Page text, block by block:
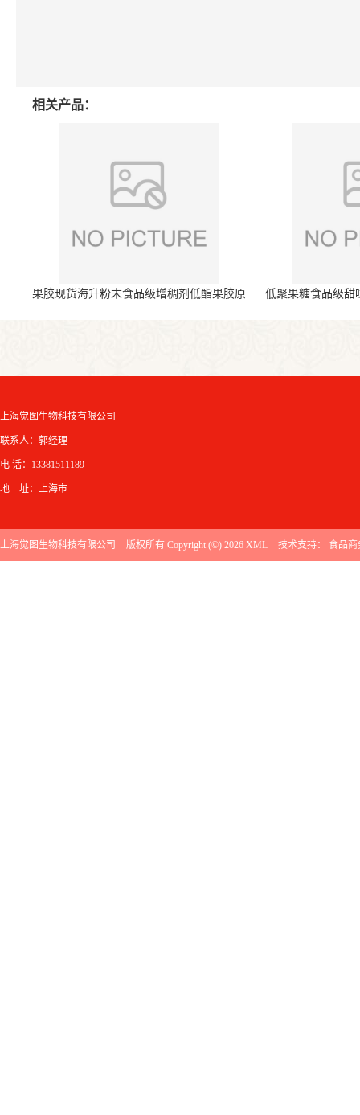
相关产品：
果胶现货海升粉末食品级增稠剂低酯果胶原
低聚果糖食品级甜
上海觉图生物科技有限公司
联系人：郭经理
电 话：13381511189
地 址：上海市
上海觉图生物科技有限公司 版权所有 Copyright (©) 2026 XML 技术支持： 食品商